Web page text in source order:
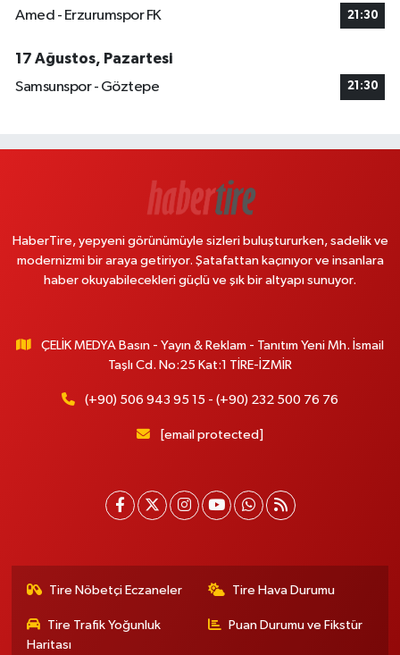
Amed - Erzurumspor FK 21:30
17 Ağustos, Pazartesi
Samsunspor - Göztepe
21:30
HaberTire, yepyeni görünümüyle sizleri buluştururken, sadelik ve
modernizmi bir araya getiriyor. Şatafattan kaçınıyor ve insanlara
haber okuyabilecekleri güçlü ve şık bir altyapı sunuyor.
ÇELİK MEDYA Basın - Yayın & Reklam - Tanıtım Yeni Mh. İsmail
Taşlı Cd. No:25 Kat:1 TİRE-İZMİR
(+90) 506 943 95 15 - (+90) 232 500 76 76
[email protected]
Tire Nöbetçi Eczaneler Tire Hava Durumu
Tire Trafik Yoğunluk
Haritası
Puan Durumu ve Fikstür